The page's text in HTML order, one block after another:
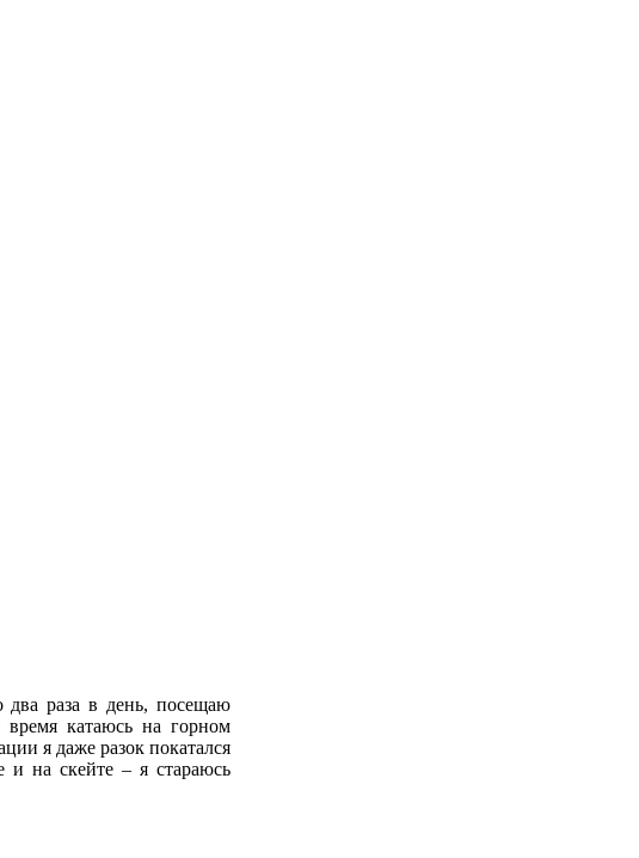
два раза в день, посещаю
катаюсь на горном
я даже разок покатался
и на скейте – я стараюсь